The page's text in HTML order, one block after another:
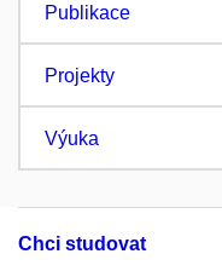
Publikace
Projekty
Výuka
Chci studovat